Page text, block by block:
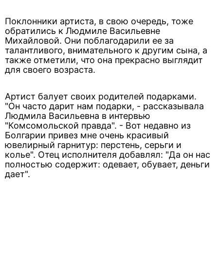
Поклонники артиста, в свою очередь, тоже
обратились к Людмиле Васильевне
Михайловой. Они поблагодарили ее за
талантливого, внимательного к другим сына, а
также отметили, что она прекрасно выглядит
для своего возраста.
Артист балует своих родителей подарками.
"Он часто дарит нам подарки, - рассказывала
Людмила Васильевна в интервью
"Комсомольской правда". - Вот недавно из
Болгарии привез мне очень красивый
ювелирный гарнитур: перстень, серьги и
колье". Отец исполнителя добавлял: "Да он нас
полностью содержит: одевает, обувает, деньги
дает".